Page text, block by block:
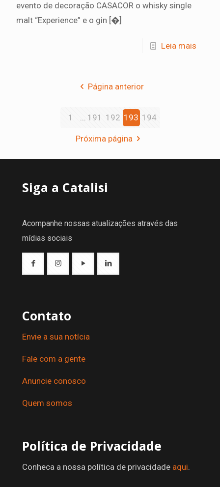
evento de decoração CASACOR o whisky single
malt “Experience” e o gin [�]
Leia mais
Página anterior
1 ... 191 192 193 194
Próxima página
Siga a Catalisi
Acompanhe nossas atualizações através das
mídias sociais
Contato
Envie a sua notícia
Fale com a gente
Anuncie conosco
Quem somos
Política de Privacidade
Conheca a nossa política de privacidade aqui.